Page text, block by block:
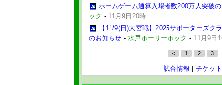
ホームゲーム通算入場者数200万人突破
ック - 11月9日20時
【11/9(日)大宮戦】2025サポーターズク
のお知らせ -水戸ホーリーホック - 11月9日
< 1 2 3
試合情報 チケット